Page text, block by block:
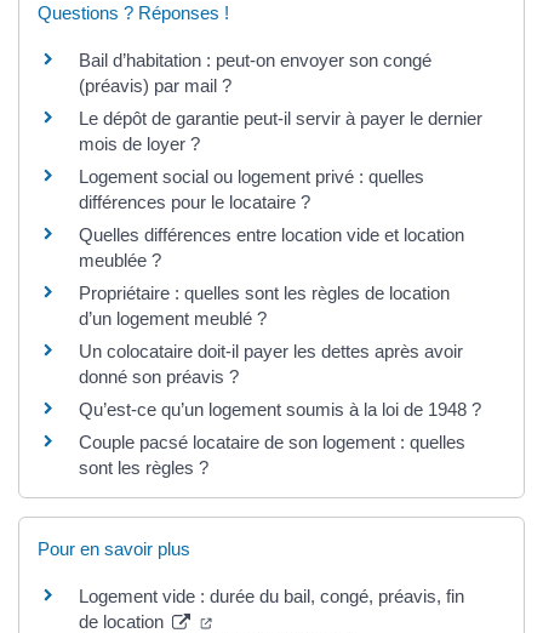
Questions ? Réponses !
Bail d’habitation : peut-on envoyer son congé
(préavis) par mail ?
Le dépôt de garantie peut-il servir à payer le dernier
mois de loyer ?
Logement social ou logement privé : quelles
différences pour le locataire ?
Quelles différences entre location vide et location
meublée ?
Propriétaire : quelles sont les règles de location
d’un logement meublé ?
Un colocataire doit-il payer les dettes après avoir
donné son préavis ?
Qu’est-ce qu’un logement soumis à la loi de 1948 ?
Couple pacsé locataire de son logement : quelles
sont les règles ?
Pour en savoir plus
Logement vide : durée du bail, congé, préavis, fin
de location
(nouvelle fenêtre)